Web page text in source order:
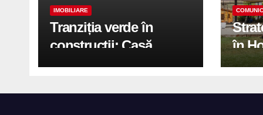
IMOBILIARE
Tranziția verde în
construcții: Casă
modernă cu structură
în